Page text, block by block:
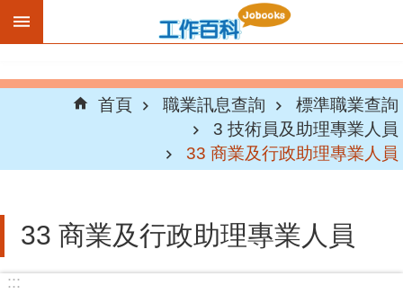
跳到主要內容區塊
首頁 職業訊息查詢
標準職業查詢
3 技術員及助理專業人員
33 商業及行政助理專業人員
33 商業及行政助理專業人員
:::